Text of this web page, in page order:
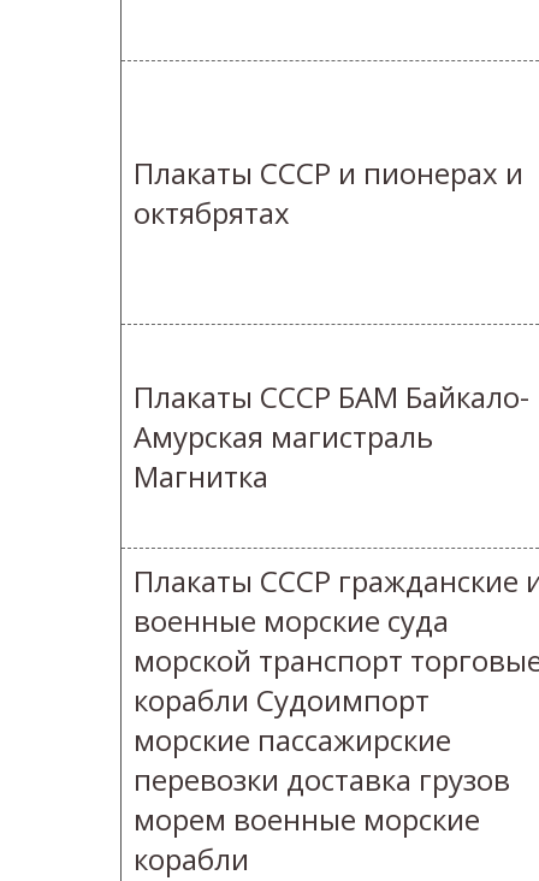
Плакаты СССР и пионерах и
октябрятах
Плакаты СССР БАМ Байкало-
Амурская магистраль
Магнитка
Плакаты СССР гражданские
военные морские суда
морской транспорт
корабли Судоимпорт
морские пассажирские
перевозки доставка грузов
морем военные морские
корабли